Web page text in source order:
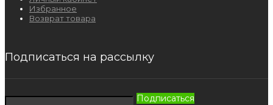
Избранное
Возврат товара
Подписаться на рассылку
Подписаться